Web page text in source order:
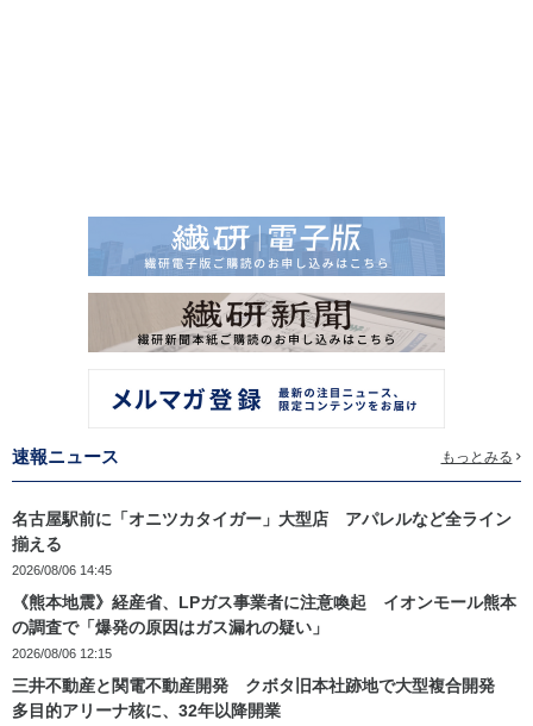
速報ニュース もっとみる
名古屋駅前に「オニツカタイガー」大型店 アパレルなど全ライン
揃える
2026/08/06 14:45
《熊本地震》経産省、LPガス事業者に注意喚起 イオンモール熊本
の調査で「爆発の原因はガス漏れの疑い」
2026/08/06 12:15
三井不動産と関電不動産開発 クボタ旧本社跡地で大型複合開発
多目的アリーナ核に、32年以降開業